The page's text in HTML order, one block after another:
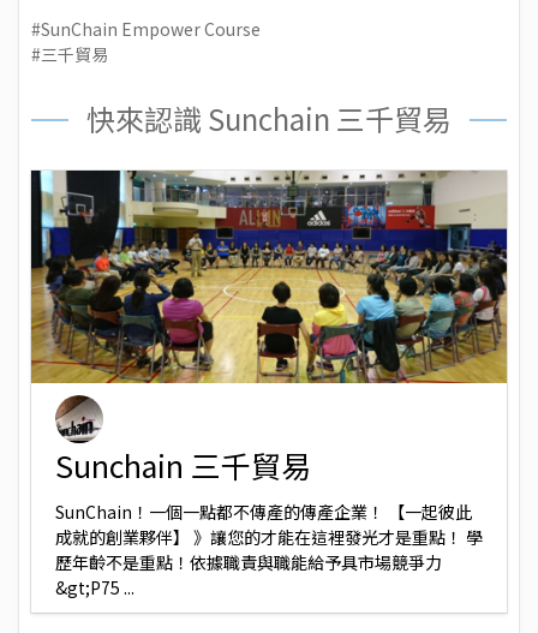
#SunChain Empower Course
#三千貿易
快來認識 Sunchain 三千貿易
Sunchain 三千貿易
SunChain！一個一點都不傳產的傳產企業！ 【一起彼此
成就的創業夥伴】 》讓您的才能在這裡發光才是重點！ 學
歷年齡不是重點！依據職責與職能給予具市場競爭力
&gt;P75 ...